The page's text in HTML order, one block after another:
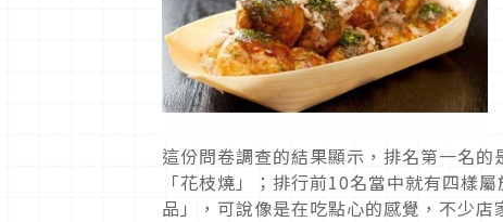
這份問卷調查的結果顯示，排名第一名
「花枝燒」；排行前10名當中就有四樣
品」，可說像是在吃點心的感覺，不少